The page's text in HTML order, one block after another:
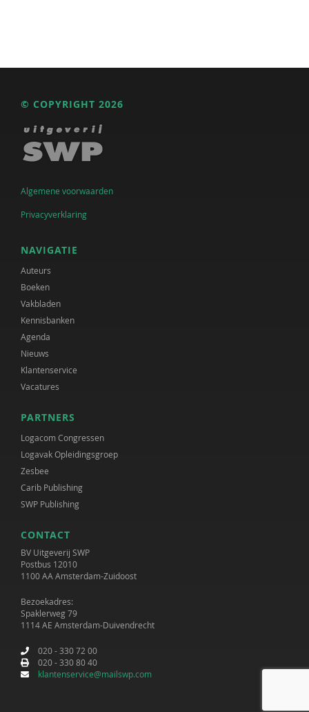
© COPYRIGHT 2026
Algemene voorwaarden
Privacyverklaring
NAVIGATIE
Auteurs
Boeken
Vakbladen
Kennisbanken
Agenda
Nieuws
Klantenservice
Vacatures
PARTNERS
Logacom Congressen
Logavak Opleidingsgroep
Zesbee
Carib Publishing
SWP Publishing
CONTACT
BV Uitgeverij SWP
Postbus 12010
1100 AA Amsterdam-Zuidoost
Bezoekadres:
Spaklerweg 79
1114 AE Amsterdam-Duivendrecht
020 - 330 72 00
020 - 330 80 40
klantenservice@mailswp.com